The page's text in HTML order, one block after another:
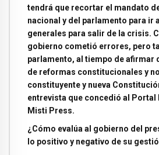
tendrá que recortar el mandato
nacional y del parlamento para ir
generales para salir de la crisis.
gobierno cometió errores, pero
parlamento, al tiempo de afirmar
de reformas constitucionales y
constituyente y nueva
entrevista que concedió al Portal
Misti Press.
¿Cómo evalúa al gobierno del
lo positivo y negativo de su